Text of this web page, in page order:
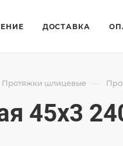
ДОСТАВКА
Протяжки шлицевые —
45x3